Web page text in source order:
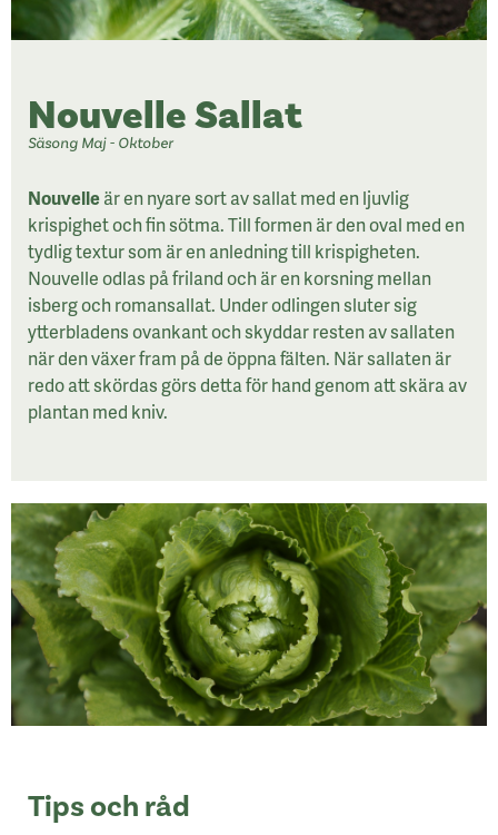
Nouvelle Sallat
Säsong Maj - Oktober
Nouvelleär en nyare sort av sallat med en ljuvlig
krispighet och fin sötma. Till formen är den oval med en
tydlig textur som är en anledning till krispigheten.
Nouvelle odlas på friland och är en korsning mellan
isberg och romansallat. Under odlingen sluter sig
ytterbladens ovankant och skyddar resten av sallaten
när den växer fram på de öppna fälten. När sallaten är
redo att skördas görs detta för hand genom att skära av
plantan med kniv.
Tips och råd